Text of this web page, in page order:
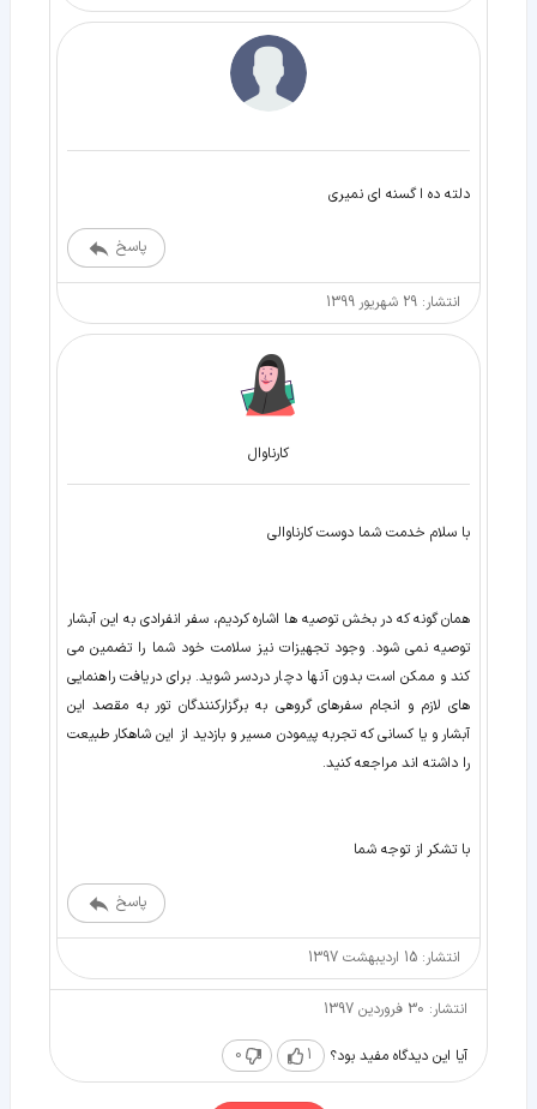
دلته ده ا گسنه اي نميري
پاسخ
انتشار: 29 شهریور 1399
کارناوال
با سلام خدمت شما دوست کارناوالی
همان گونه که در بخش توصیه ها اشاره کردیم، سفر انفرادی به این آبشار
توصیه نمی شود. وجود تجهیزات نیز سلامت خود شما را تضمین می
کند و ممکن است بدون آنها دچار دردسر شوید. برای دریافت راهنمایی
های لازم و انجام سفرهای گروهی به برگزارکنندگان تور به مقصد این
آبشار و یا کسانی که تجربه پیمودن مسیر و بازدید از این شاهکار طبیعت
را داشته اند مراجعه کنید.
با تشکر از توجه شما
پاسخ
انتشار: 15 اردیبهشت 1397
انتشار: 30 فروردین 1397
آیا این دیدگاه مفید بود؟ 1
0